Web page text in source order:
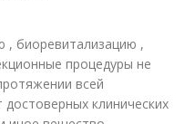
, биоревитализацию ,
процедуры не
всей
клинических